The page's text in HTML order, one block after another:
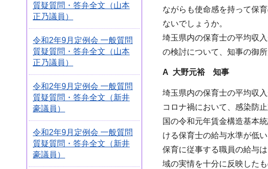
質疑質問・答弁全文（山本
正乃議員）
令和2年9月定例会 一般質問
質疑質問・答弁全文（山本
正乃議員）
令和2年9月定例会 一般質問
質疑質問・答弁全文（新井
豪議員）
令和2年9月定例会 一般質問
質疑質問・答弁全文（新井
豪議員）
ながらも使命感を持って保
ないでしょうか。
埼玉県内の保育士の平均収
の検討について、知事の御
A 大野元裕 知事
埼玉県内の保育士の平均収
コロナ禍において、感染防
国の令和元年賃金構造基本
ける保育士の給与水準が低
保育に従事する職員の給与
域の実情を十分に反映した